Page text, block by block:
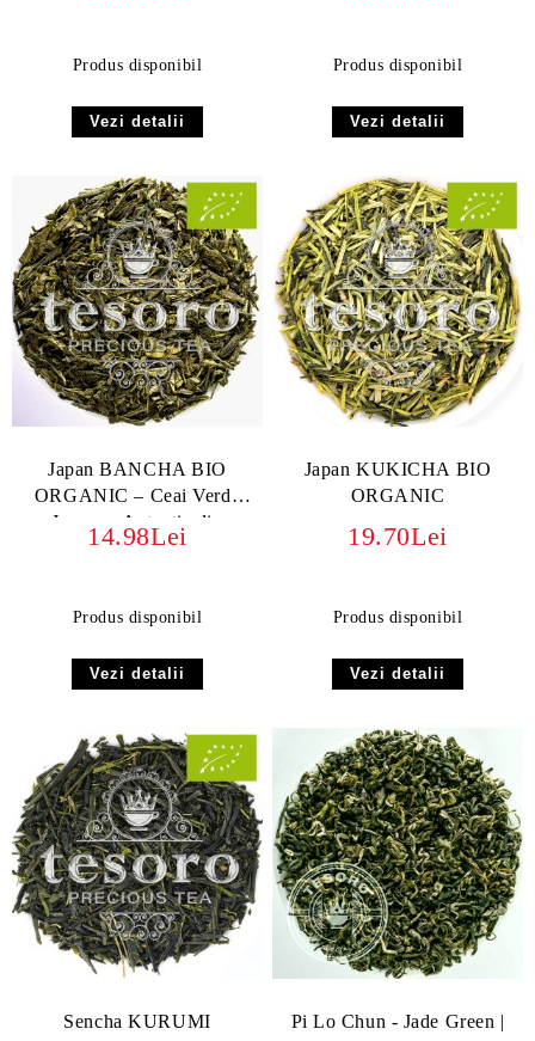
Produs disponibil
Vezi detalii
Produs disponibil
Vezi detalii
Japan BANCHA BIO
ORGANIC – Ceai Verde
Japonez Autentic din
Kagoshima
14.98Lei
Produs disponibil
Vezi detalii
Japan KUKICHA BIO
ORGANIC
19.70Lei
Produs disponibil
Vezi detalii
Sencha KURUMI
Pi Lo Chun - Jade Green |